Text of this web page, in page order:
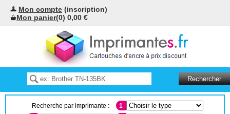
Mon compte (inscription)
Mon panier(0) 0,00 €
Recherche par imprimante :
1